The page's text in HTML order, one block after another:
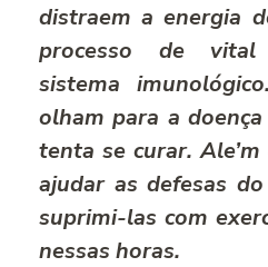
distraem a energia
processo de
sistema
olham para a
tenta se curar.
ajudar as defesas
suprimi-las com
nessas horas.